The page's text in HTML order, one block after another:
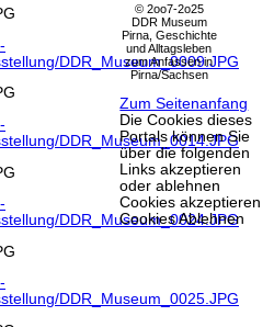
DDR_Museum_0009.JPG
DDR_Museum_0014.JPG
DDR_Museum_0024.JPG
DDR_Museum_0025.JPG
© 2oo7-2o25
DDR Museum
Pirna, Geschichte
und Alltagsleben
zum Anfassen in
Pirna/Sachsen
Zum Seitenanfang
Die Cookies dieses
Portals können Sie
über die folgenden
Links akzeptieren
oder ablehnen
Cookies akzeptieren
Cookies Ablehnen